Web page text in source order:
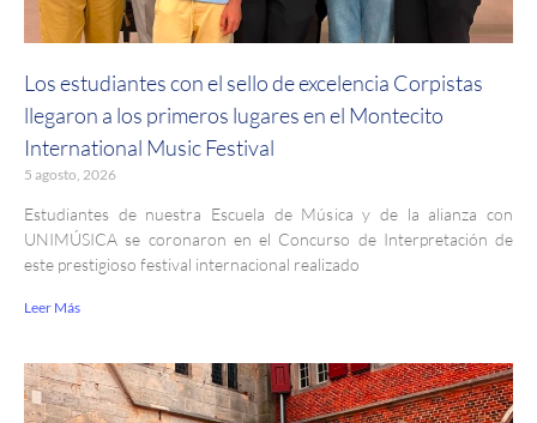
Los estudiantes con el sello de excelencia Corpistas
llegaron a los primeros lugares en el Montecito
International Music Festival
5 agosto, 2026
Estudiantes de nuestra Escuela de Música y de la alianza con
UNIMÚSICA se coronaron en el Concurso de Interpretación de
este prestigioso festival internacional realizado
Leer Más